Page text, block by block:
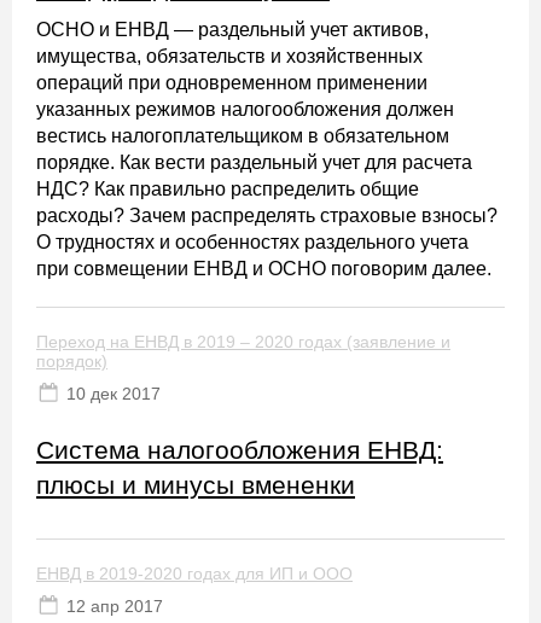
ОСНО и ЕНВД — раздельный учет активов,
имущества, обязательств и хозяйственных
операций при одновременном применении
указанных режимов налогообложения должен
вестись налогоплательщиком в обязательном
порядке. Как вести раздельный учет для расчета
НДС? Как правильно распределить общие
расходы? Зачем распределять страховые взносы?
О трудностях и особенностях раздельного учета
при совмещении ЕНВД и ОСНО поговорим далее.
Переход на ЕНВД в 2019 – 2020 годах (заявление и
порядок)
10 дек 2017
Система налогообложения ЕНВД:
плюсы и минусы вмененки
ЕНВД в 2019-2020 годах для ИП и ООО
12 апр 2017